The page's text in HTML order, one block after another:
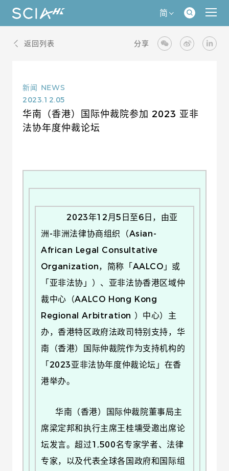
简
返回列表 分享
新闻 NEWS
2023.12.05
华南（香港）国际仲裁院参加 2023 亚非
法协年度仲裁论坛
2023年12月5日至6日，由亚
洲-非洲法律协商组织（Asian-
African Legal Consultative
Organization，简称「AALCO」或
「亚非法协」）、亚非法协香港区域仲
裁中心（AALCO Hong Kong
Regional Arbitration ）中心）主
办，香港特区政府法政司特别支持，华
南（香港）国际仲裁院作为支持机构的
「2023亚非法协年度仲裁论坛」在香
港举办。
华南（香港）国际仲裁院董事局主
席梁定邦和执行主席王桂壎受邀出席论
坛发言。超过1,500名专家学者、法律
专家，以及代表全球各国政府和国际组